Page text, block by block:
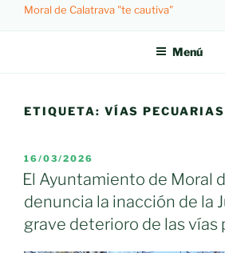
Moral de Calatrava "te cautiva"
Menú
ETIQUETA: VÍAS PECUARIAS
PUBLICADO
EL
16/03/2026
El Ayuntamiento de Moral
denuncia la inacción de la
grave deterioro de las vías